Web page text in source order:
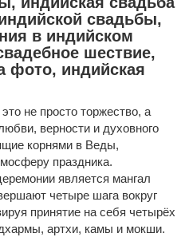
свадьбы,
в индийском
шествие,
фото, индийская
не просто торжество, а
верности и духовного
корнями в Веды,
праздника.
является мангал
четыре шага вокруг
принятие на себя четырёх
артхи, камы и мокши.